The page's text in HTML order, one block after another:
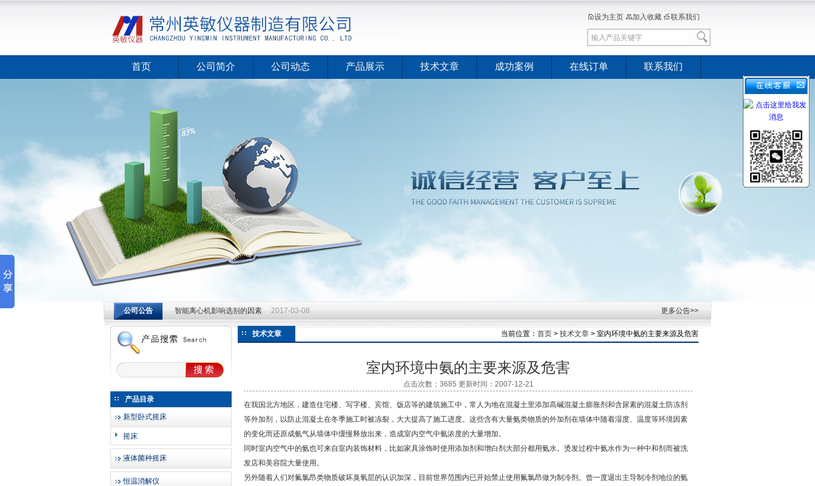
常州英敏仪器制造有限公司
设为主页 加入收藏 联系我们
首页 公司简介 公司动态 产品展示 技术文章 成功案例 在线订单 联系我们
公司公告 智能离心机影响选别的因素 2017-03-08
智能离心机影响选别的因素 2017-03-08
更多公告>>
产品目录
新型卧式摇床
摇床
液体菌种摇床
恒温消解仪
技术文章 当前位置： 首页 > 技术文章 > 室内环境中氨的主要来源及危害
室内环境中氨的主要来源及危害
点击次数：3685 更新时间：2007-12-21
在我国北方地区，建造住宅楼、写字楼、宾馆、饭店等的建筑施工中，常人为地在混凝土里添加高碱混凝土膨胀剂和含尿素的混凝土防冻剂
等外加剂，以防止混凝土在冬季施工时被冻裂，大大提高了施工进度。这些含有大量氨类物质的外加剂在墙体中随着湿度、温度等环境因素
的变化而还原成氨气从墙体中缓慢释放出来，造成室内空气中氨浓度的大量增加。
同时室内空气中的氨也可来自室内装饰材料，比如家具涂饰时使用添加剂和增白剂大部分都用氨水。烫发过程中氨水作为一种中和剂而被洗
发店和美容院大量使用。
另外随着人们对氟氯昂类物质破坏臭氧层的认识加深，目前世界范围内已开始禁止使用氟氯昂做为制冷剂。曾一度退出主导制冷剂地位的氨